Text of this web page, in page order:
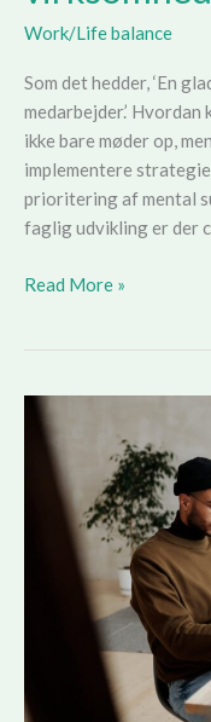
Work/Life balance
Som det hedder, ‘En
medarbejder.’
ikke bare møder op,
implementere
prioritering af mental
faglig udvikling er der
Tips
medarbejdernes
trivsel
virksomheden
Read More »